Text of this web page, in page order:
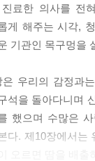
진료한 의사를 전
게 해주는 시각,
기관인 목구멍을
은 우리의 감정과
석을 돌아다니며
했으며 수많은
다. 제10장에서는